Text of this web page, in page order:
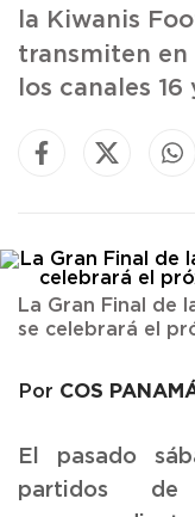
la Kiwanis
transmiten
los canales
La Gran Final de
se celebrará el
Por COS
El pasado
partidos de